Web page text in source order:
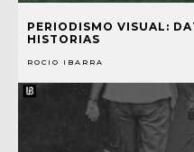
PERIODISMO VISUAL:
HISTORIAS
ROCIO IBARRA